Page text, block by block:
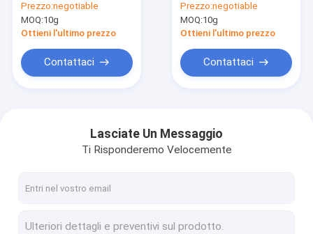
Contattaci
Richiedi un preventivo
Mediatori organici
emicranie di dolore
del nervo di ansia e di
sonno
Prezzo:negotiable
MOQ:10g
Ottieni l'ultimo prezzo
Contattaci
Gabapentin di sintesi
di 1-
Cyclohexanediacetic
Prezzo:negotiable
MOQ:10g
Ottieni l'ultimo prezzo
Contattaci
Lasciate Un Messaggio
Ti Risponderemo Velocemente